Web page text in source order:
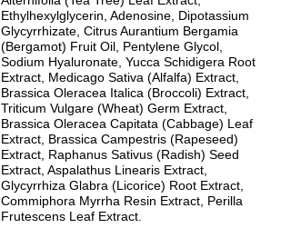
Ethylhexylglycerin, Adenosine, Dipotassium
Glycyrrhizate, Citrus Aurantium Bergamia
(Bergamot) Fruit Oil, Pentylene Glycol,
Sodium Hyaluronate, Yucca Schidigera Root
Extract, Medicago Sativa (Alfalfa) Extract,
Brassica Oleracea Italica (Broccoli) Extract,
Triticum Vulgare (Wheat) Germ Extract,
Brassica Oleracea Capitata (Cabbage) Leaf
Extract, Brassica Campestris (Rapeseed)
Extract, Raphanus Sativus (Radish) Seed
Extract, Aspalathus Linearis Extract,
Glycyrrhiza Glabra (Licorice) Root Extract,
Commiphora Myrrha Resin Extract, Perilla
Frutescens Leaf Extract.